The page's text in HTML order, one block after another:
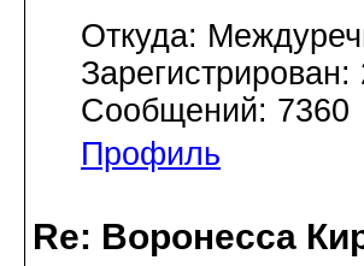
Откуда:
Сообщений: 7360
Профиль
Re: Воронесса